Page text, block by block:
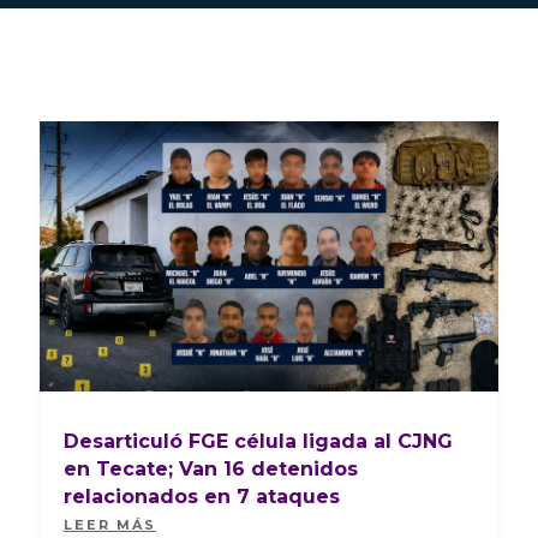
Desarticuló FGE célula ligada al CJNG
en Tecate; Van 16 detenidos
relacionados en 7 ataques
LEER MÁS